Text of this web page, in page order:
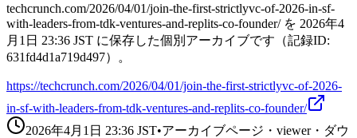
techcrunch.com/2026/04/01/join-the-first-strictlyvc-of-2026-in-sf-
with-leaders-from-tdk-ventures-and-replits-co-founder/ を 2026年4
月1日 23:36 JST に保存した個別アーカイブです（記録ID:
631fd4d1a719d497）。
https://techcrunch.com/2026/04/01/join-the-first-strictlyvc-of-2026-
in-sf-with-leaders-from-tdk-ventures-and-replits-co-founder/
2026年4月1日 23:36 JST•アーカイブページ・viewer・ダウ